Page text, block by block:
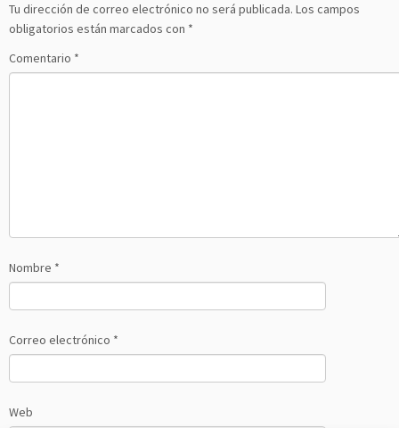
Tu dirección de correo electrónico no será publicada. Los campos
obligatorios están marcados con *
Comentario *
Nombre *
Correo electrónico *
Web